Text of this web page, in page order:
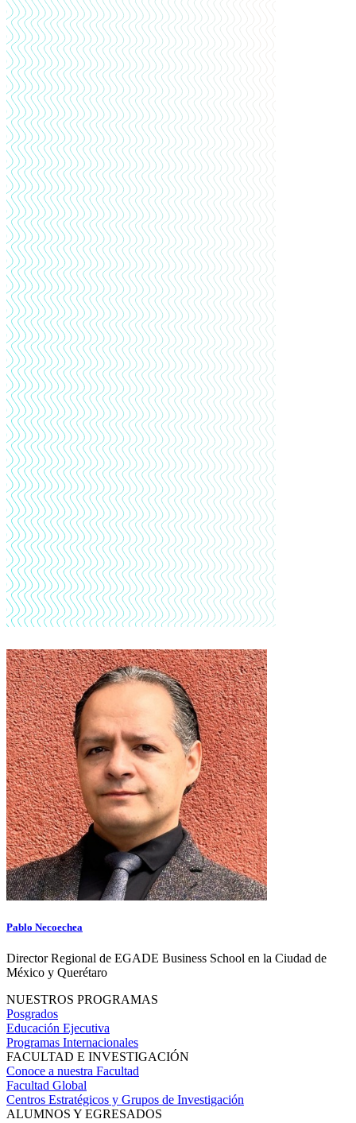
Pablo Necoechea
Director Regional de EGADE Business School en la Ciudad de
México y Querétaro
NUESTROS PROGRAMAS
Posgrados
Educación Ejecutiva
Programas Internacionales
FACULTAD E INVESTIGACIÓN
Conoce a nuestra Facultad
Facultad Global
Centros Estratégicos y Grupos de Investigación
ALUMNOS Y EGRESADOS